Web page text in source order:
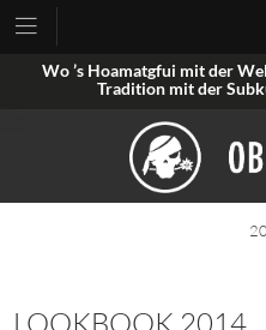
Wo ’s Hoamatgfui mit der
Tradition mit der
LOOKBOOK 2014